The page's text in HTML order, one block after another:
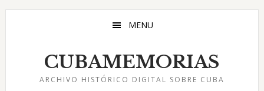
Saltar
Saltar
Saltar
MENU
CUBAMEMORIAS
ARCHIVO HISTÓRICO DIGITAL SOBRE CUBA